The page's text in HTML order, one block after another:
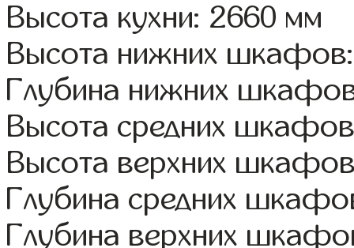
Высота кухни: 2660 мм
Высота нижних
Глубина нижних
Высота средних
Высота верхних
Глубина средних
Глубина верхних